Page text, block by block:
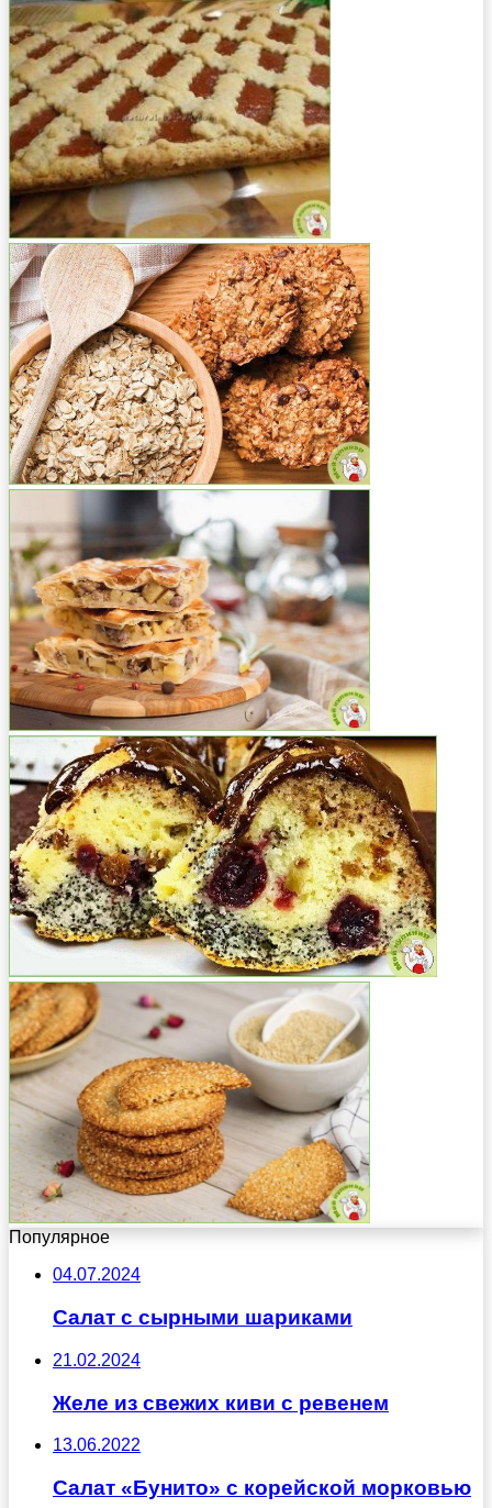
Популярное
04.07.2024
Салат с сырными шариками
21.02.2024
Желе из свежих киви с ревенем
13.06.2022
Салат «Бунито» с корейской морковью